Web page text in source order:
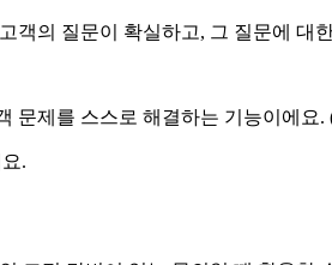
객의 질문이 확실하고, 그 질문에 대
문제를 스스로 해결하는 기능이에요.
.